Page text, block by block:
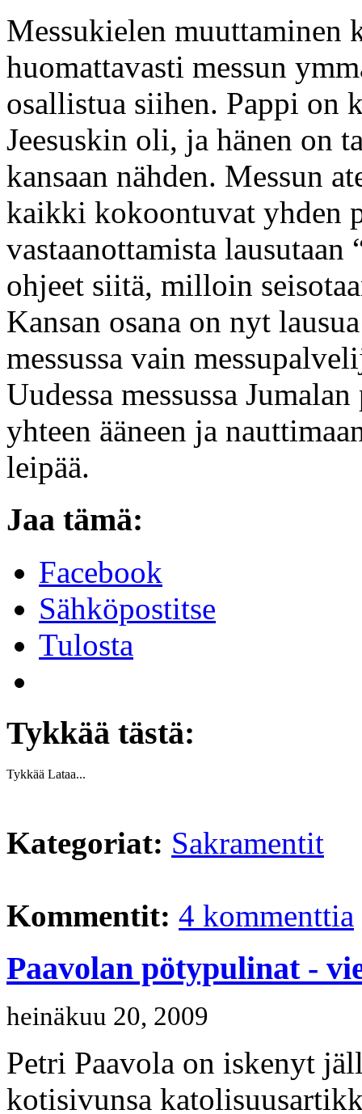
Messukielen muuttaminen
huomattavasti messun
osallistua siihen. Pappi on
Jeesuskin oli, ja hänen on
kansaan nähden. Messun
kaikki kokoontuvat yhden
vastaanottamista lausutaan
ohjeet siitä, milloin
Kansan osana on nyt
messussa vain
Uudessa messussa
yhteen ääneen ja
leipää.
Jaa tämä:
Facebook
Sähköpostitse
Tulosta
Tykkää tästä:
Tykkää Lataa...
Kategoriat: Sakramentit
Kommentit: 4 kommenttia
Paavolan pötypulinat -
heinäkuu 20, 2009
Petri Paavola on iskenyt
kotisivunsa